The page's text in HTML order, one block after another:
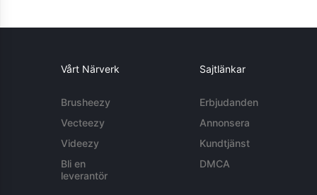
Vårt Närverk
Brusheezy
Vecteezy
Videezy
Bli en
leverantör
Sajtlänkar
Erbjudanden
Annonsera
Kundtjänst
DMCA